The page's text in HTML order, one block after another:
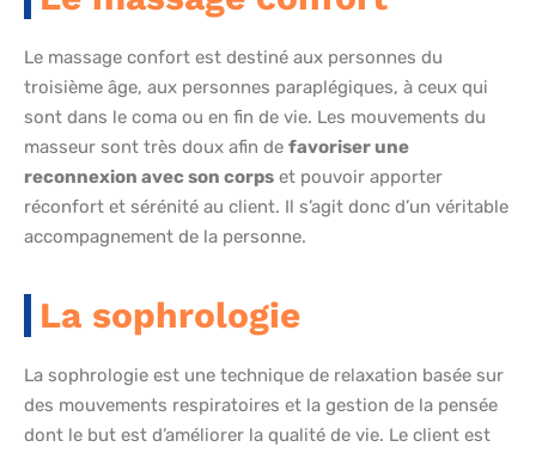
Le massage confort est destiné aux personnes du
troisième âge, aux personnes paraplégiques, à ceux qui
sont dans le coma ou en fin de vie. Les mouvements du
masseur sont très doux afin de favoriser une
reconnexion avec son corps et pouvoir apporter
réconfort et sérénité au client. Il s’agit donc d’un véritable
accompagnement de la personne.
La sophrologie
La sophrologie est une technique de relaxation basée sur
des mouvements respiratoires et la gestion de la pensée
dont le but est d’améliorer la qualité de vie. Le client est